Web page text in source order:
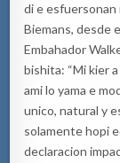
di e esfuersonan
Biemans, desde
Embahador
bishita: “Mi kier
ami lo yama e
unico, natural y
solamente hopi
declaracion